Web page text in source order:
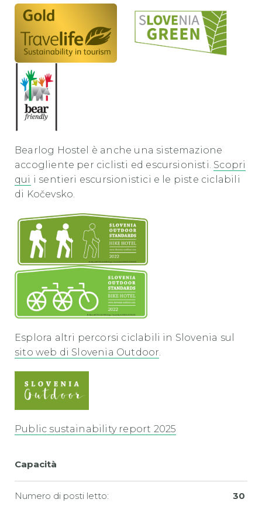
Bearlog Hostel è anche una sistemazione
accogliente per ciclisti ed escursionisti. Scopri
qui i sentieri escursionistici e le piste ciclabili
di Kočevsko.
Esplora altri percorsi ciclabili in Slovenia sul
sito web di Slovenia Outdoor.
Public sustainability report 2025
Capacità
Numero di posti letto: 30